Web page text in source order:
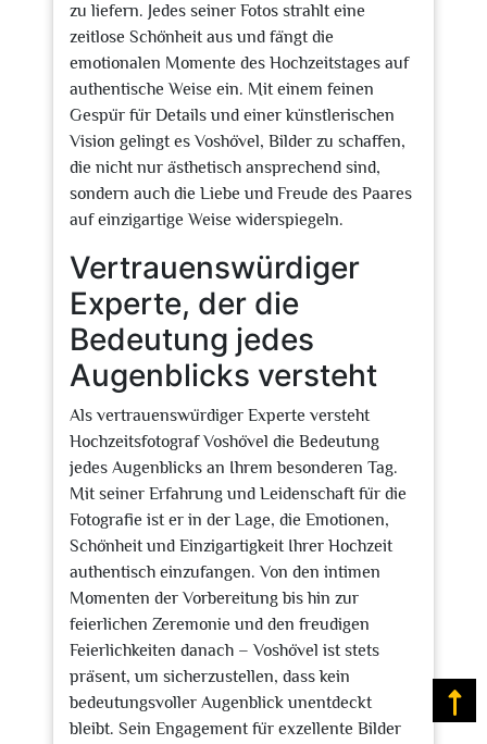
zu liefern. Jedes seiner Fotos strahlt eine
zeitlose Schönheit aus und fängt die
emotionalen Momente des Hochzeitstages auf
authentische Weise ein. Mit einem feinen
Gespür für Details und einer künstlerischen
Vision gelingt es Voshövel, Bilder zu schaffen,
die nicht nur ästhetisch ansprechend sind,
sondern auch die Liebe und Freude des Paares
auf einzigartige Weise widerspiegeln.
Vertrauenswürdiger
Experte, der die
Bedeutung jedes
Augenblicks versteht
Als vertrauenswürdiger Experte versteht
Hochzeitsfotograf Voshövel die Bedeutung
jedes Augenblicks an Ihrem besonderen Tag.
Mit seiner Erfahrung und Leidenschaft für die
Fotografie ist er in der Lage, die Emotionen,
Schönheit und Einzigartigkeit Ihrer Hochzeit
authentisch einzufangen. Von den intimen
Momenten der Vorbereitung bis hin zur
feierlichen Zeremonie und den freudigen
Feierlichkeiten danach – Voshövel ist stets
präsent, um sicherzustellen, dass kein
bedeutungsvoller Augenblick unentdeckt
bleibt. Sein Engagement für exzellente Bilder